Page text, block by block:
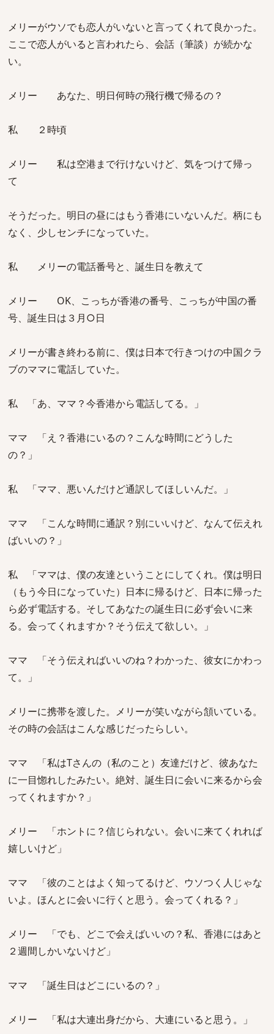
メリーがウソでも恋人がいないと言ってくれて良かった。
ここで恋人がいると言われたら、会話（筆談）が続かな
い。
メリー あなた、明日何時の飛行機で帰るの？
私 ２時頃
メリー 私は空港まで行けないけど、気をつけて帰っ
て
そうだった。明日の昼にはもう香港にいないんだ。柄にも
なく、少しセンチになっていた。
私 メリーの電話番号と、誕生日を教えて
メリー OK、こっちが香港の番号、こっちが中国の番
号、誕生日は３月○日
メリーが書き終わる前に、僕は日本で行きつけの中国クラ
ブのママに電話していた。
私 「あ、ママ？今香港から電話してる。」
ママ 「え？香港にいるの？こんな時間にどうした
の？」
私 「ママ、悪いんだけど通訳してほしいんだ。」
ママ 「こんな時間に通訳？別にいいけど、なんて伝えれ
ばいいの？」
私 「ママは、僕の友達ということにしてくれ。僕は明日
（もう今日になっていた）日本に帰るけど、日本に帰った
ら必ず電話する。そしてあなたの誕生日に必ず会いに来
る。会ってくれますか？そう伝えて欲しい。」
ママ 「そう伝えればいいのね？わかった、彼女にかわっ
て。」
メリーに携帯を渡した。メリーが笑いながら頷いている。
その時の会話はこんな感じだったらしい。
ママ 「私はTさんの（私のこと）友達だけど、彼あなた
に一目惚れしたみたい。絶対、誕生日に会いに来るから会
ってくれますか？」
メリー 「ホントに？信じられない。会いに来てくれれば
嬉しいけど」
ママ 「彼のことはよく知ってるけど、ウソつく人じゃな
いよ。ほんとに会いに行くと思う。会ってくれる？」
メリー 「でも、どこで会えばいいの？私、香港にはあと
２週間しかいないけど」
ママ 「誕生日はどこにいるの？」
メリー 「私は大連出身だから、大連にいると思う。」